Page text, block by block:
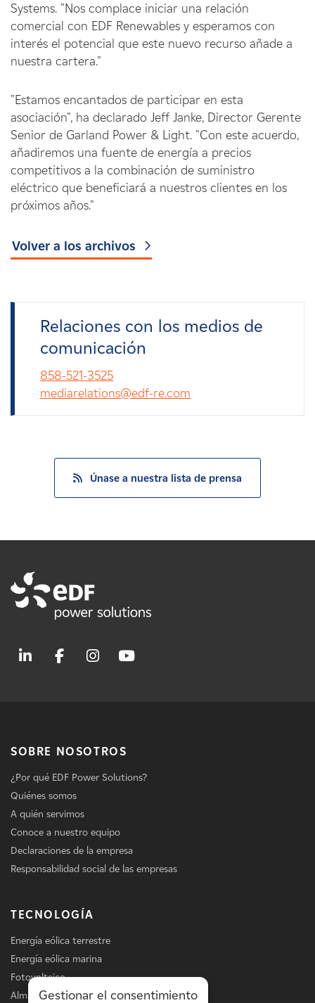
Systems. "Nos complace iniciar una relación
comercial con EDF Renewables y esperamos con
interés el potencial que este nuevo recurso añade a
nuestra cartera."
"Estamos encantados de participar en esta
asociación", ha declarado Jeff Janke, Director Gerente
Senior de Garland Power & Light. "Con este acuerdo,
añadiremos una fuente de energía a precios
competitivos a la combinación de suministro
eléctrico que beneficiará a nuestros clientes en los
próximos años."
Volver a los archivos
Relaciones con los medios de
comunicación
858-521-3525
mediarelations@edf-re.com
Únase a nuestra lista de prensa
SOBRE NOSOTROS
¿Por qué EDF Power Solutions?
Quiénes somos
A quién servimos
Conoce a nuestro equipo
Declaraciones de la empresa
Responsabilidad social de las empresas
TECNOLOGÍA
Energía eólica terrestre
Energía eólica marina
Fotovoltaico
Almacenamiento
Gestionar el consentimiento